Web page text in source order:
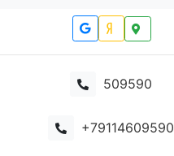
509590
+79114609590